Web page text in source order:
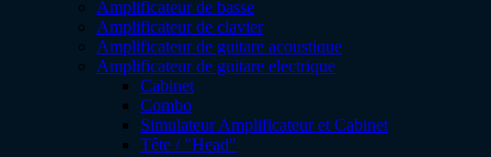
Amplificateur de basse
Amplificateur de clavier
Amplificateur de guitare acoustique
Amplificateur de guitare electrique
Cabinet
Combo
Simulateur Amplificateur et Cabinet
Tête / "Head"